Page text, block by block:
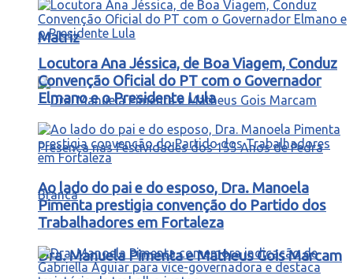
Matriz
Dra. Manuela Pimenta e Matheus Gois Marcam
Locutora Ana Jéssica, de Boa Viagem, Conduz
Convenção Oficial do PT com o Governador
Elmano e o Presidente Lula
Ao lado do pai e do esposo, Dra. Manoela
Pimenta prestigia convenção do Partido dos
Trabalhadores em Fortaleza